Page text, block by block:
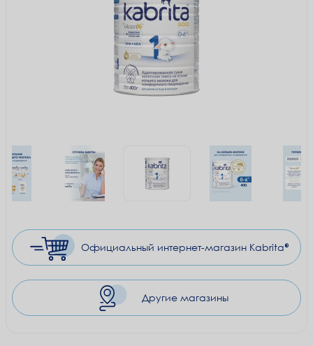
Официальный интернет-магазин Kabrita®
Другие магазины